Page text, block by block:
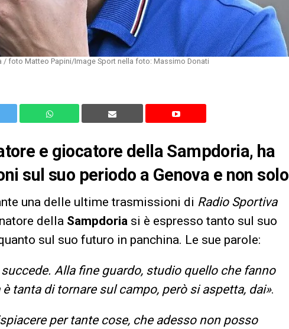
foto Matteo Papini/Image Sport nella foto: Massimo Donati
e giocatore della Sampdoria, ha
sul suo periodo a Genova e non solo
una delle ultime trasmissioni di Radio Sportiva
della Sampdoria si è espresso tanto sul suo
sul suo futuro in panchina. Le sue parole:
Alla fine guardo, studio quello che fanno
tanta di tornare sul campo, però si aspetta, dai».
per tante cose, che adesso non posso